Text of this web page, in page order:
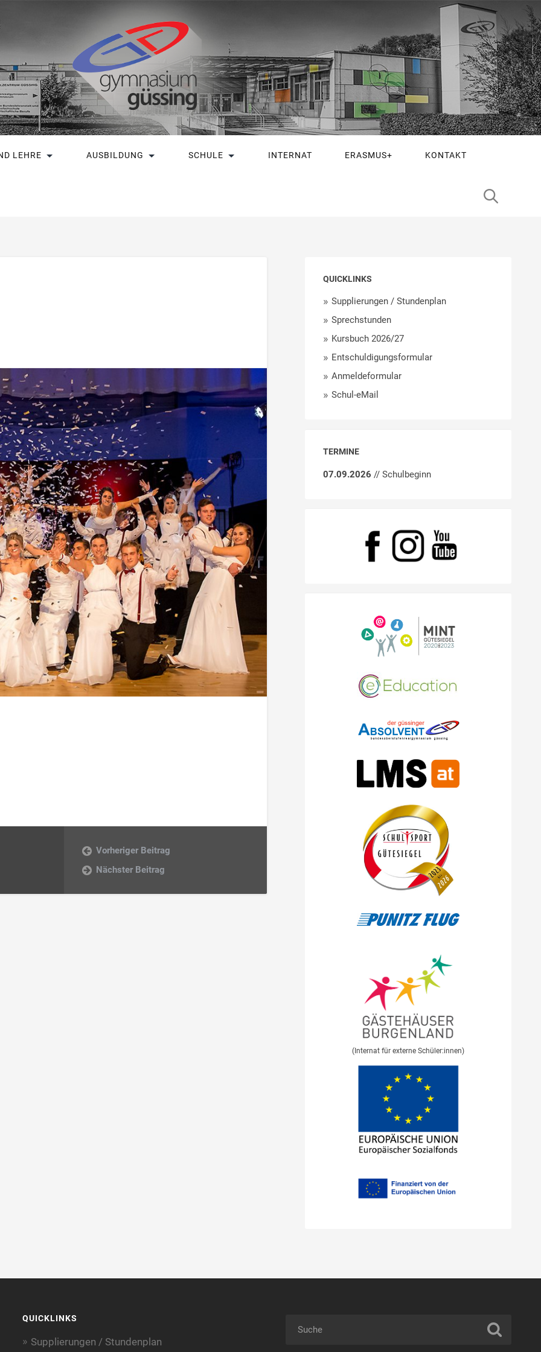
LEHRE AUSBILDUNG SCHULE INTERNAT ERASMUS+ KONTAKT
Vorheriger Beitrag
Nächster Beitrag
QUICKLINKS
Supplierungen / Stundenplan
Sprechstunden
Kursbuch 2026/27
Entschuldigungsformular
Anmeldeformular
Schul-eMail
TERMINE
07.09.2026 // Schulbeginn
(Internat für externe Schüler:innen)
QUICKLINKS
Supplierungen / Stundenplan